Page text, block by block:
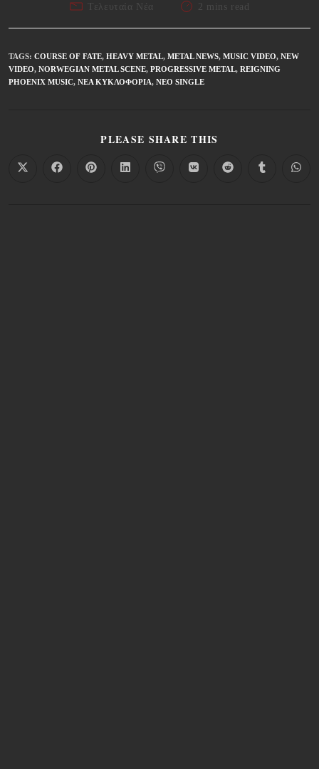
Τελευταία Νέα
2 mins read
TAGS: COURSE OF FATE, HEAVY METAL, METAL NEWS, MUSIC VIDEO, NEW
VIDEO, NORWEGIAN METAL SCENE, PROGRESSIVE METAL, REIGNING
PHOENIX MUSIC, ΝΈΑ ΚΥΚΛΟΦΟΡΊΑ, ΝΈΟ SINGLE
PLEASE SHARE THIS